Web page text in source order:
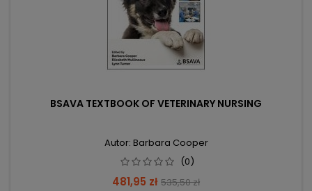
BSAVA TEXTBOOK OF VETERINARY NURSING
Autor: Barbara Cooper
(0)
Cena
481,95 zł Cena
535,50 zł